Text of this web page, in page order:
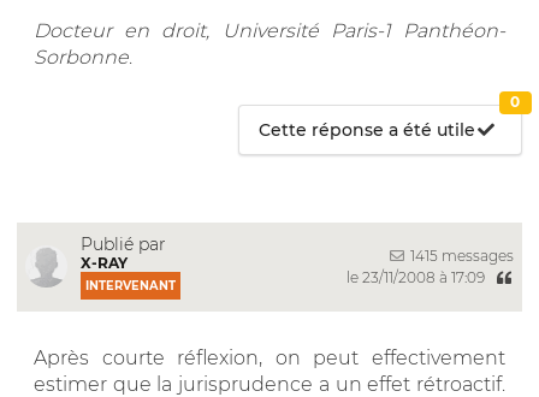
Docteur en droit, Université Paris-1 Panthéon-
Sorbonne
Cette réponse a été utile
0
Publié par
X-RAY
INTERVENANT
1415 messages
le 23/11/2008 à 17:09
Après courte réflexion, on peut effectivement
estimer que la jurisprudence a un effet rétroactif.